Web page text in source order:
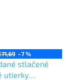
–7 %
stlačené
utierky